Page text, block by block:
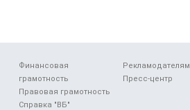
Финансовая
грамотность
Правовая грамотность
Справка "ВБ"
Рекламодателям
Пресс-центр